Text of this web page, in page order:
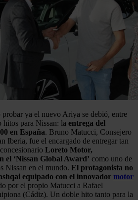
ya el nuevo Ariya se debió, entre
hitos para Nissan: la entrega del
en España. Bruno Matucci, Consejero
Iberia, fue el encargado de entregar tan
Loreto Motor,
el ‘Nissan Global Award’ como uno de
Nissan en el mundo. El protagonista no
equipado con el innovador motor
por el propio Matucci a Rafael
(Cádiz). Un doble hito tanto para la